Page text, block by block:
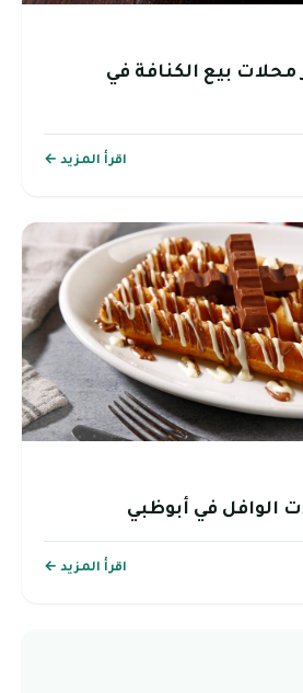
بيع الكنافة في
اقرأ المزيد ←
الوافل في أبوظبي
اقرأ المزيد ←